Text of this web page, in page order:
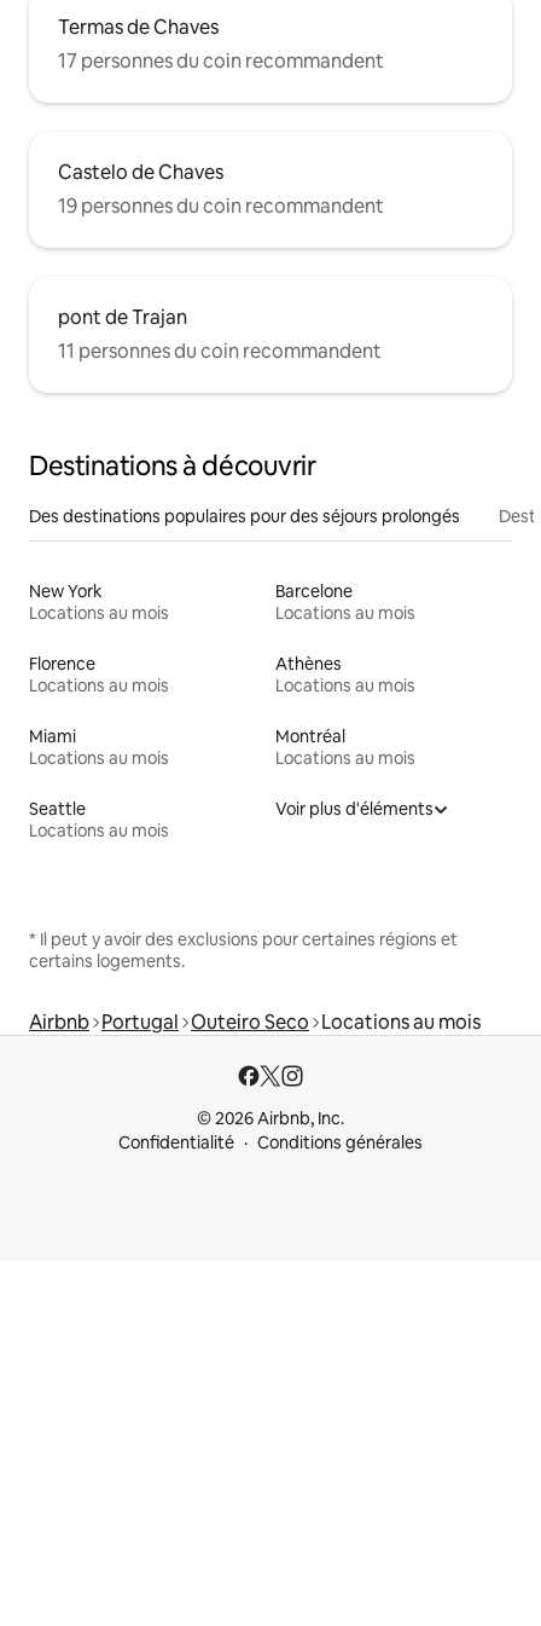
Termas de Chaves
17 personnes du coin recommandent
Castelo de Chaves
19 personnes du coin recommandent
pont de Trajan
11 personnes du coin recommandent
Destinations à découvrir
Des destinations populaires pour des séjours prolongés
New York
Locations au mois
Barcelone
Locations au mois
Florence
Locations au mois
Athènes
Locations au mois
Miami
Locations au mois
Montréal
Locations au mois
Seattle
Locations au mois
Voir plus d'éléments
* Il peut y avoir des exclusions pour certaines régions et
certains logements.
Airbnb Portugal Outeiro Seco Locations au mois
© 2026 Airbnb, Inc.
Confidentialité
Conditions générales